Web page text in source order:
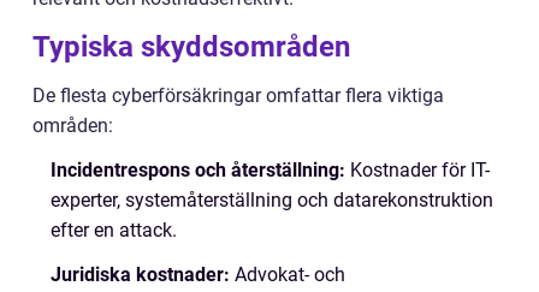
Typiska skyddsområden
De flesta cyberförsäkringar omfattar flera viktiga
områden:
Incidentrespons och återställning: Kostnader för IT-
experter, systemåterställning och datarekonstruktion
efter en attack.
Juridiska kostnader: Advokat- och